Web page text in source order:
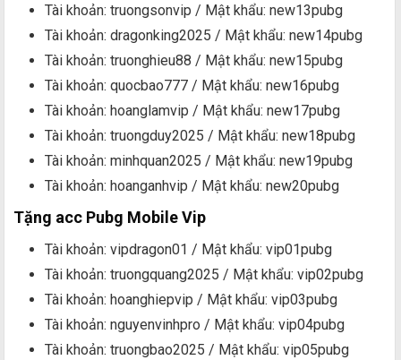
Tài khoản: truongsonvip / Mật khẩu: new13pubg
Tài khoản: dragonking2025 / Mật khẩu: new14pubg
Tài khoản: truonghieu88 / Mật khẩu: new15pubg
Tài khoản: quocbao777 / Mật khẩu: new16pubg
Tài khoản: hoanglamvip / Mật khẩu: new17pubg
Tài khoản: truongduy2025 / Mật khẩu: new18pubg
Tài khoản: minhquan2025 / Mật khẩu: new19pubg
Tài khoản: hoanganhvip / Mật khẩu: new20pubg
Tặng acc Pubg Mobile Vip
Tài khoản: vipdragon01 / Mật khẩu: vip01pubg
Tài khoản: truongquang2025 / Mật khẩu: vip02pubg
Tài khoản: hoanghiepvip / Mật khẩu: vip03pubg
Tài khoản: nguyenvinhpro / Mật khẩu: vip04pubg
Tài khoản: truongbao2025 / Mật khẩu: vip05pubg